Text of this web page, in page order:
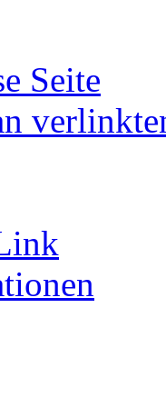
Seite